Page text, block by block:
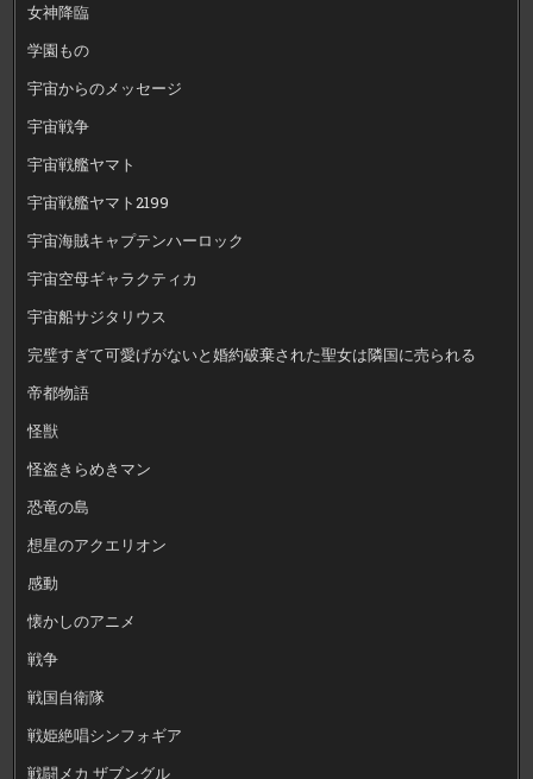
女神降臨
学園もの
宇宙からのメッセージ
宇宙戦争
宇宙戦艦ヤマト
宇宙戦艦ヤマト2199
宇宙海賊キャプテンハーロック
宇宙空母ギャラクティカ
宇宙船サジタリウス
完璧すぎて可愛げがないと婚約破棄された聖女は隣国に売られる
帝都物語
怪獣
怪盗きらめきマン
恐竜の島
想星のアクエリオン
感動
懐かしのアニメ
戦争
戦国自衛隊
戦姫絶唱シンフォギア
戦闘メカ ザブングル